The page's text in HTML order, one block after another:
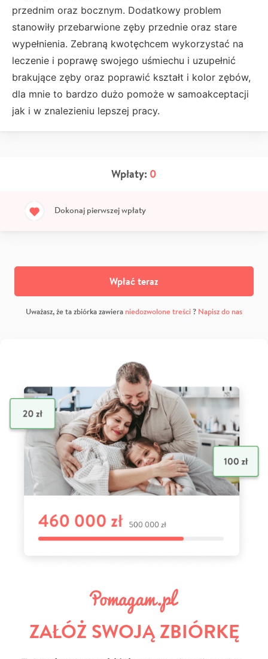
przednim oraz bocznym. Dodatkowy problem
stanowiły przebarwione zęby przednie oraz stare
wypełnienia. Zebraną kwotęchcem wykorzystać na
leczenie i poprawę swojego uśmiechu i uzupełnić
brakujące zęby oraz poprawić kształt i kolor zębów,
dla mnie to bardzo dużo pomoże w samoakceptacji
jak i w znalezieniu lepszej pracy.
Wpłaty: 0
Dokonaj pierwszej wpłaty
Wpłać teraz
Uważasz, że ta zbiórka zawiera niedozwolone treści? Napisz do nas
ZAŁÓŻ SWOJĄ ZBIÓRKĘ